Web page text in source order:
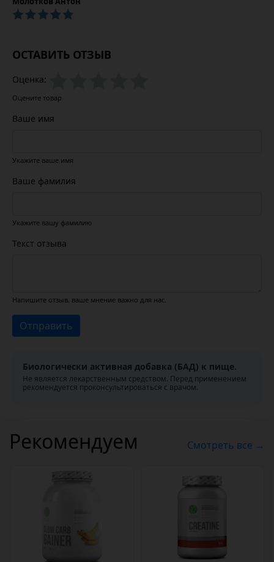
ОСТАВИТЬ ОТЗЫВ
Оценка:
Оцените товар
Ваше имя
Укажите ваше имя
Ваше фамилия
Укажите вашу фамилию
Текст отзыва
Напишите отзыв, ваше мнение важно для нас.
Отправить
Биологически активная добавка (БАД) к пище.
Не является лекарственным средством. Перед применением
рекомендуется проконсультироваться с врачом.
Рекомендуем Смотреть все →